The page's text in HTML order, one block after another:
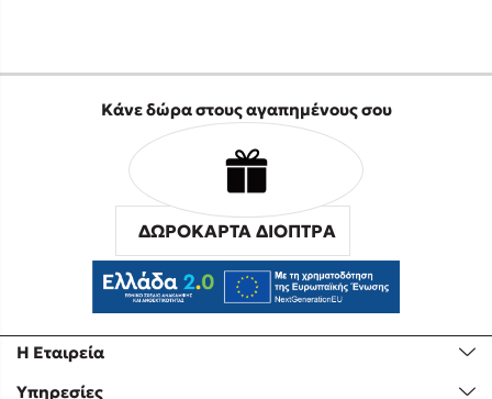
Η Εταιρεία
Υπηρεσίες
Κάνε δώρα στους αγαπημένους σου
ΔΩΡΟΚΑΡΤΑ ΔΙΟΠΤΡΑ